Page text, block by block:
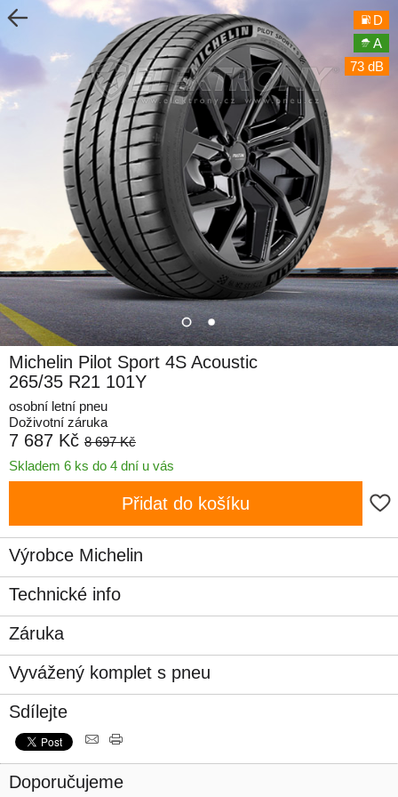
D
A
73 dB
Michelin Pilot Sport 4S Acoustic
265/35 R21 101Y
osobní letní pneu
Doživotní záruka
7 687 Kč 8 697 Kč
Skladem 6 ks do 4 dní u vás
Přidat do košíku
Výrobce Michelin
Technické info
Záruka
Vyvážený komplet s pneu
Sdílejte
Doporučujeme